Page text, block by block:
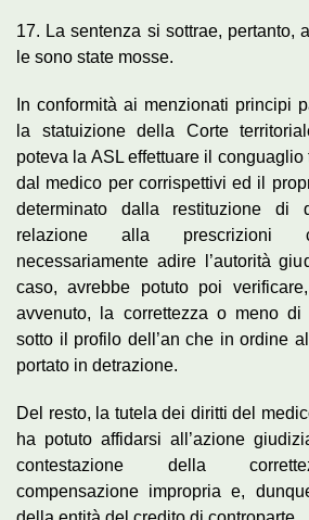
17. La sentenza si sottrae, pertanto,
le sono state mosse.
In conformità ai menzionati principi
la statuizione della Corte
poteva la ASL effettuare il
dal medico per corrispettivi ed il
determinato dalla restituzione di
relazione alla prescrizioni
necessariamente adire l’autorità
caso, avrebbe potuto poi
avvenuto, la correttezza o meno
sotto il profilo dell’an che in ordine
portato in detrazione.
Del resto, la tutela dei diritti del
ha potuto affidarsi all’azione
contestazione della
compensazione impropria e,